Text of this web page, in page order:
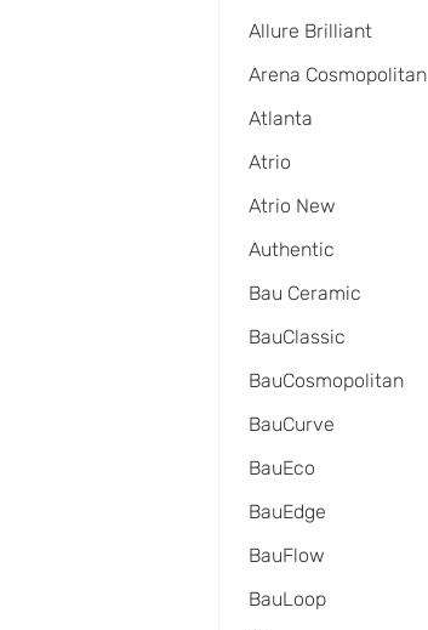
Allure Brilliant
Arena Cosmopolitan
Atlanta
Atrio
Atrio New
Authentic
Bau Ceramic
BauClassic
BauCosmopolitan
BauCurve
BauEco
BauEdge
BauFlow
BauLoop